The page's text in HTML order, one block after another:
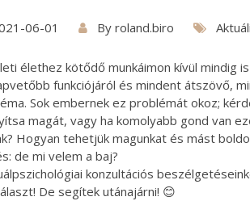
06-01 By roland.biro
élethez kötődő munkáimon kívül mindig
funkciójáról és mindent átszövő,
Sok embernek ez problémát okoz;
magát, vagy ha komolyabb gond van
Hogyan tehetjük magunkat és mást
de mi velem a baj?
konzultációs
De segítek utánajárni! 😊